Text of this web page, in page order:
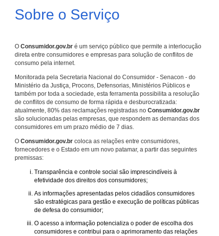
Sobre o Serviço
O Consumidor.gov.br é um serviço público que permite a interlocução
direta entre consumidores e empresas para solução de conflitos de
consumo pela internet.
Monitorada pela Secretaria Nacional do Consumidor - Senacon - do
Ministério da Justiça, Procons, Defensorias, Ministérios Públicos e
também por toda a sociedade, esta ferramenta possibilita a resolução
de conflitos de consumo de forma rápida e desburocratizada:
atualmente, 80% das reclamações registradas no Consumidor.gov.br
são solucionadas pelas empresas, que respondem as demandas dos
consumidores em um prazo médio de 7 dias.
O Consumidor.gov.br coloca as relações entre consumidores,
fornecedores e o Estado em um novo patamar, a partir das seguintes
premissas:
Transparência e controle social são imprescindíveis à
efetividade dos direitos dos consumidores;
As informações apresentadas pelos cidadãos consumidores
são estratégicas para gestão e execução de políticas públicas
de defesa do consumidor;
O acesso a informação potencializa o poder de escolha dos
consumidores e contribui para o aprimoramento das relações